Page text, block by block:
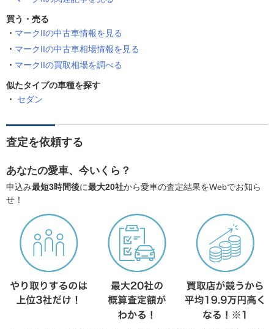
買う・売る
マークIIの中古車情報を見る
マークIIの中古車相場情報を見る
マークIIの買取相場を調べる
似たタイプの車種を探す
セダン
査定を依頼する
あなたの愛車、今いくら？
申込み最短3時間後に最大20社から愛車の査定結果をWebでお知ら
せ！